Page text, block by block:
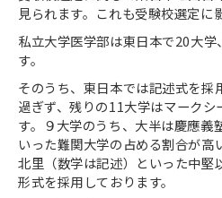
見られます。これも受験校選定に
私立大学医学部は東日本で20大学
す。
そのうち、東日本では記述式を採
過ぎず、残りの11大学はマークシ
す。９大学のうち、大半は慶應義
いった難関大学の占める割合が高
北里（数学は記述）といった中堅
形式を採用しております。